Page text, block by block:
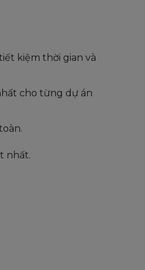
kiệm thời gian và
cho từng dự án
nhất.